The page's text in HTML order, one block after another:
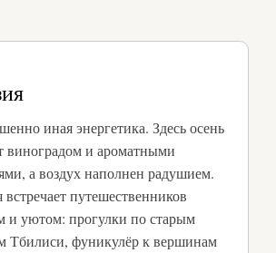
иная энергетика. Здесь осень
виноградом и ароматными
а воздух наполнен радушием.
встречает путешественников
и уютом: прогулки по старым
Тбилиси, фуникулёр к вершинам